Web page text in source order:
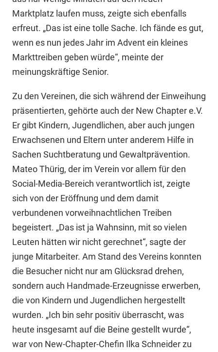
Marktplatz laufen muss, zeigte sich ebenfalls
erfreut. „Das ist eine tolle Sache. Ich fände es gut,
wenn es nun jedes Jahr im Advent ein kleines
Markttreiben geben würde“, meinte der
meinungskräftige Senior.
Zu den Vereinen, die sich während der Einweihung
präsentierten, gehörte auch der New Chapter e.V.
Er gibt Kindern, Jugendlichen, aber auch jungen
Erwachsenen und Eltern unter anderem Hilfe in
Sachen Suchtberatung und Gewaltprävention.
Mateo Thürig, der im Verein vor allem für den
Social-Media-Bereich verantwortlich ist, zeigte
sich von der Eröffnung und dem damit
verbundenen vorweihnachtlichen Treiben
begeistert. „Das ist ja Wahnsinn, mit so vielen
Leuten hätten wir nicht gerechnet“, sagte der
junge Mitarbeiter. Am Stand des Vereins konnten
die Besucher nicht nur am Glücksrad drehen,
sondern auch Handmade-Erzeugnisse erwerben,
die von Kindern und Jugendlichen hergestellt
wurden. „Ich bin sehr positiv überrascht, was
heute insgesamt auf die Beine gestellt wurde“,
war von New-Chapter-Chefin Ilka Schneider zu